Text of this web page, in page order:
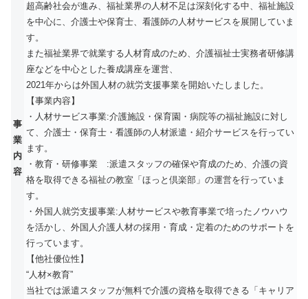
事
業
内
容
超高齢社会が進み、福祉業界の人材不足は深刻化する中、福祉施設
を中心に、介護士や保育士、看護師の人材サービスを展開していま
す。
また福祉業界で就業する人材育成のため、介護福祉士実務者研修講
座などを中心とした養成講座を運営、
2021年からは外国人材の就労支援事業を開始いたしました。
【事業内容】
・人材サービス事業:介護施設・保育園・病院等の福祉施設に対し
て、介護士・保育士・看護師の人材派遣・紹介サービスを行ってい
ます。
・教育・研修事業 :派遣スタッフの確保や育成のため、介護の資
格を取得できる福祉の教室「ほっと倶楽部」の運営を行っていま
す。
・外国人就労支援事業:人材サービスや教育事業で培ったノウハウ
を活かし、外国人介護人材の採用・育成・定着のためのサポートを
行っています。
【他社優位性】
“人材×教育”
当社では派遣スタッフが無料で介護の資格を取得できる「キャリア